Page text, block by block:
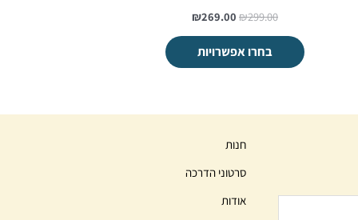
₪299.00
₪269.00
בחרו אפשרויות
חנות
סרטוני הדרכה
אודות